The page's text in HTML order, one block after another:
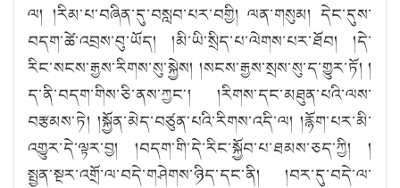
ལ། །རིམ་པ་བཞིན་དུ་བསླབ་པར་བགྱི། ལན་གསུམ། དེང་དུས་
བདག་ཚེ་འབྲས་བུ་ཡོད། །མི་ཡི་སྲིད་པ་ལེགས་པར་ཐོབ། །དེ་
རིང་སངས་རྒྱས་རིགས་སུ་སྐྱེས། །སངས་རྒྱས་སྲས་སུ་ད་གྱུར་ཏོ། །
ད་ནི་བདག་གིས་ཅི་ནས་ཀྱང༌། །རིགས་དང་མཐུན་པའི་ལས་
བརྩམས་ཏེ། །སྐྱོན་མེད་བཙུན་པའི་རིགས་འདི་ལ། །རྙོག་པར་མི་
འགྱུར་དེ་ལྟར་བྱ། །བདག་གི་དེ་རིང་སྐྱོབ་པ་ཐམས་ཅད་ཀྱི། །
སྤྱན་སྔར་འགྲོ་ལ་བདེ་གཤེགས་ཉིད་དང་ནི། །བར་དུ་བདེ་ལ་